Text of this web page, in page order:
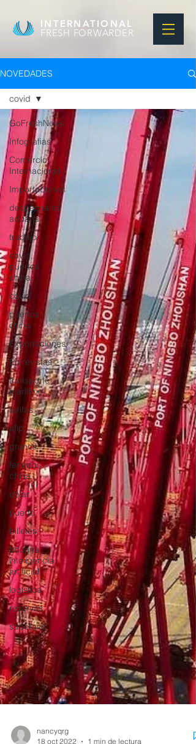
INTERNATIONAL
FRESH FORWARDER
NOVEDADES
GoFreshNews
Infografias
Comercio
Internacional
Importaciones
despachante
aduana
trabajo
covid,
puertos
china,
covid
puertos
china
Exportaciones
Entrevistas
transporte
marítimo
tarifas
afip
granos
feriados
china
dolar
puerto
billetes
aduana,
inteligencia
artificial,
logistica
reservas
superavit
covid